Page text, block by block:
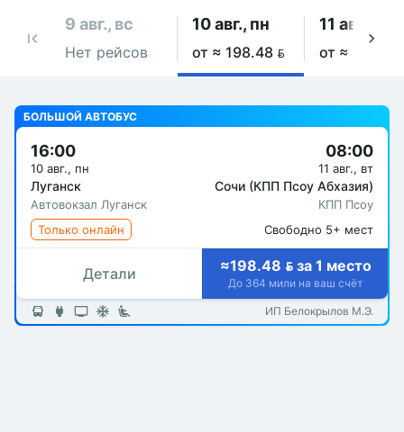
9 авг., вс
Нет рейсов
10 авг., пн
от ≈ 198.48 
11 авг., вт
от ≈ 198.48
БОЛЬШОЙ АВТОБУС
16:00
10 авг., пн
Луганск
Автовокзал Луганск
08:00
11 авг., вт
Сочи (КПП Псоу Абхазия)
КПП Псоу
Только онлайн
Свободно 5+ мест
Детали ≈198.48  за 1 место
До 364 мили на ваш счёт
ИП Белокрылов М.Э.